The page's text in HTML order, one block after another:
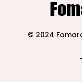
© 2024